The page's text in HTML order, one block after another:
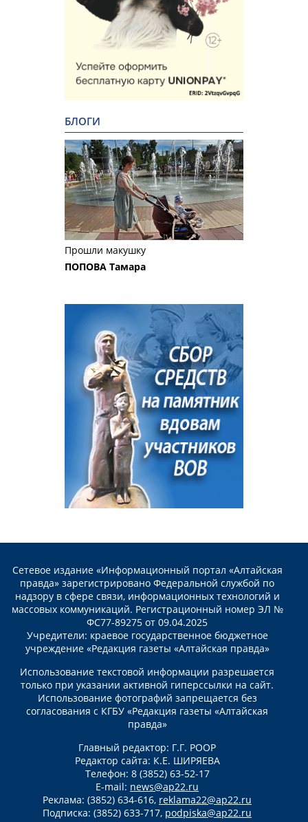
БЛОГИ
Прошли макушку
ПОПОВА Тамара
Сетевое издание «Информационный портал «Алтайская
правда» зарегистрировано Федеральной службой по
надзору в сфере связи, информационных технологий и
массовых коммуникаций. Регистрационный номер ЭЛ №
ФС77-89275 от 09.04.2025
Учредители: краевое государственное бюджетное
учреждение «Редакция газеты «Алтайская правда»
Использование текстовой информации разрешается
только при указании активной гиперссылки на сайт.
Использование фотографий запрещается без
согласования с КГБУ «Редакция газеты «Алтайская
правда»
Главный редактор: Г.Г. РООР
Редактор сайта: К.Е. ШИРЯЕВА
Телефон: 8 (3852) 63-52-17
E-mail: news@ap22.ru
Реклама: (3852) 634-616, reklama22@ap22.ru
Подписка: (3852) 633-717, podpiska@ap22.ru